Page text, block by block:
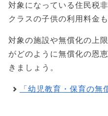
対象になっている住民税
クラスの子供の利用料金
対象の施設や無償化の上
がどのように無償化の恩
きましょう。
「幼児教育・保育の